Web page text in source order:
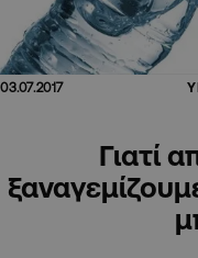
03.07.2017
Γιατί